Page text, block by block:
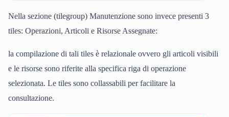
Nella sezione (tilegroup) Manutenzione sono invece presenti 3
tiles: Operazioni, Articoli e Risorse Assegnate:
la compilazione di tali tiles è relazionale ovvero gli articoli visibili
e le risorse sono riferite alla specifica riga di operazione
selezionata. Le tiles sono collassabili per facilitare la
consultazione.